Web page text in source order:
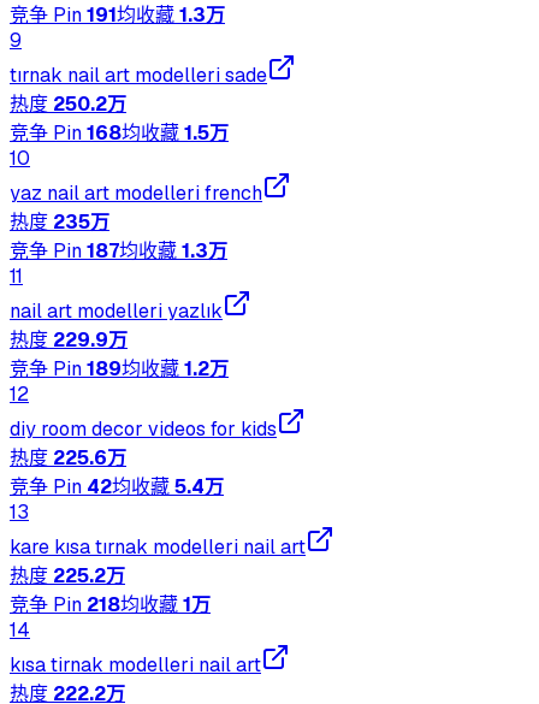
竞争 Pin191均收藏1.3万
9
tırnak nail art modelleri sade
热度 250.2万
竞争 Pin168均收藏1.5万
10
yaz nail art modelleri french
热度 235万
竞争 Pin187均收藏1.3万
11
nail art modelleri yazlık
热度 229.9万
竞争 Pin189均收藏1.2万
12
diy room decor videos for kids
热度 225.6万
竞争 Pin 42均收藏5.4万
13
kare kısa tırnak modelleri nail art
热度 225.2万
竞争 Pin 218均收藏1万
14
kısa tirnak modelleri nail art
热度 222.2万